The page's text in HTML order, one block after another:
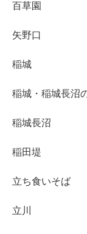
百草園
矢野口
稲城
稲城・稲城長沼
稲城長沼
稲田堤
立ち食いそば
立川